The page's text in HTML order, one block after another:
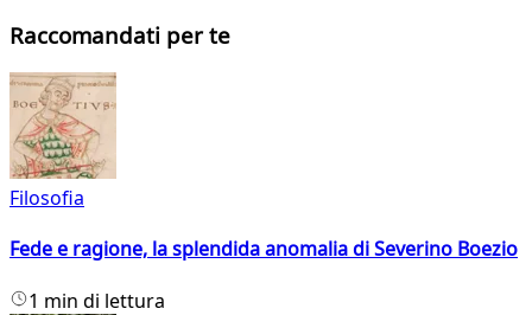
Raccomandati per te
Filosofia
Fede e ragione, la splendida anomalia di Severino Boezio
1 min di lettura